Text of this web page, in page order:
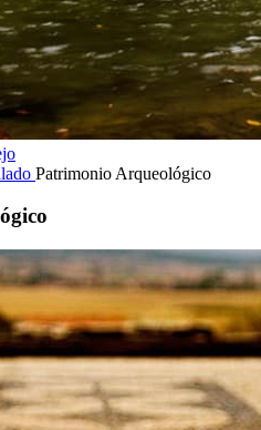
Patrimonio Arqueológico